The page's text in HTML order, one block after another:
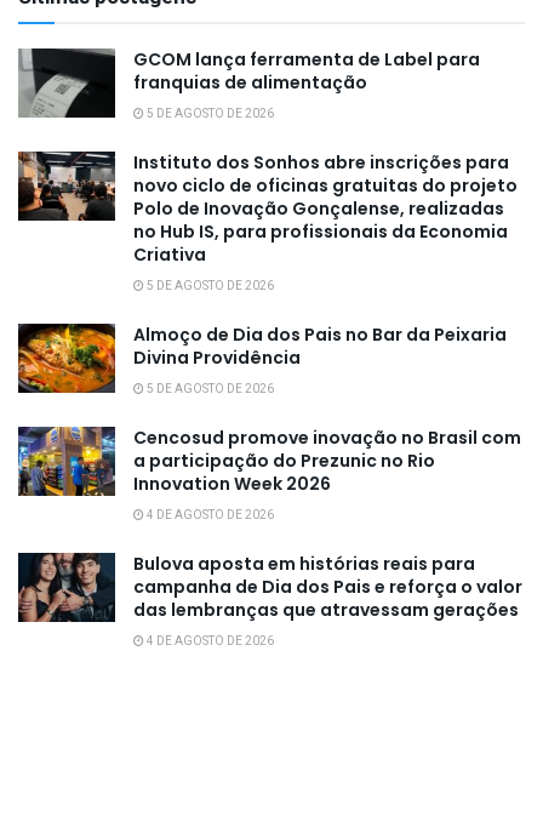
GCOM lança ferramenta de Label para
franquias de alimentação
5 DE AGOSTO DE 2026
Instituto dos Sonhos abre inscrições para
novo ciclo de oficinas gratuitas do projeto
Polo de Inovação Gonçalense, realizadas
no Hub IS, para profissionais da Economia
Criativa
5 DE AGOSTO DE 2026
Almoço de Dia dos Pais no Bar da Peixaria
Divina Providência
5 DE AGOSTO DE 2026
Cencosud promove inovação no Brasil com
a participação do Prezunic no Rio
Innovation Week 2026
4 DE AGOSTO DE 2026
Bulova aposta em histórias reais para
campanha de Dia dos Pais e reforça o valor
das lembranças que atravessam gerações
4 DE AGOSTO DE 2026